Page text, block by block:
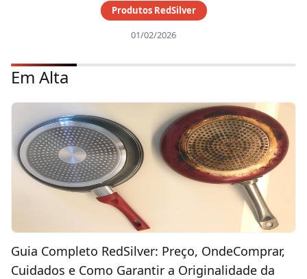
Produtos RedSilver
01/02/2026
Em Alta
Guia Completo RedSilver: Preço, OndeComprar,
Cuidados e Como Garantir a Originalidade da